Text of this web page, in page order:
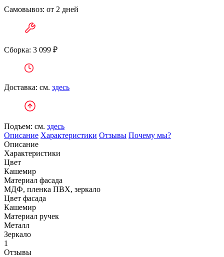
Самовывоз: от 2 дней
Сборка: 3 099 ₽
Доставка: см. здесь
Подъем: см. здесь
Описание Характеристики Отзывы Почему мы?
Описание
Характеристики
Цвет
Кашемир
Материал фасада
МДФ, пленка ПВХ, зеркало
Цвет фасада
Кашемир
Материал ручек
Металл
Зеркало
1
Отзывы